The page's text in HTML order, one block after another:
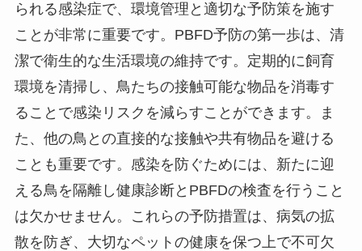
られる感染症で、環境管理と適切な予防策を施す
ことが非常に重要です。PBFD予防の第一歩は、清
潔で衛生的な生活環境の維持です。定期的に飼育
環境を清掃し、鳥たちの接触可能な物品を消毒す
ることで感染リスクを減らすことができます。ま
た、他の鳥との直接的な接触や共有物品を避ける
ことも重要です。感染を防ぐためには、新たに迎
える鳥を隔離し健康診断とPBFDの検査を行うこと
は欠かせません。これらの予防措置は、病気の拡
散を防ぎ、大切なペットの健康を保つ上で不可欠